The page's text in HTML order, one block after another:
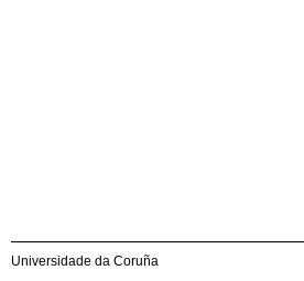
Universidade da Coruña